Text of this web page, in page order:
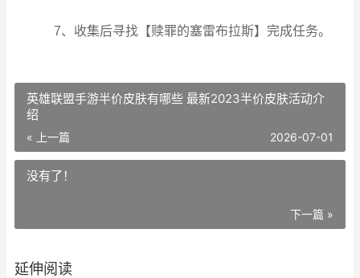
7、收集后寻找【赎罪的塞雷布拉斯】完成任务。
英雄联盟手游半价皮肤有哪些 最新2023半价皮肤活动介
绍
« 上一篇 2026-07-01
没有了！
下一篇 »
延伸阅读